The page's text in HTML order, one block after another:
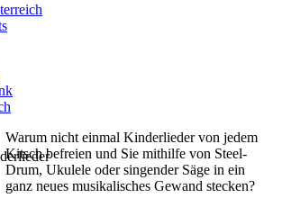
Warum nicht einmal Kinderlieder von jedem
Kitsch befreien und Sie mithilfe von Steel-
Drum, Ukulele oder singender Säge in ein
ganz neues musikalisches Gewand stecken?